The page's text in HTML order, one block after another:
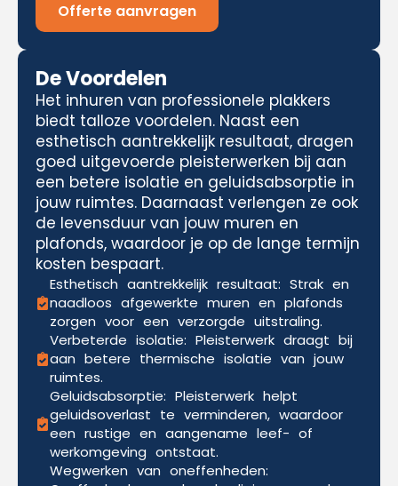
Offerte aanvragen
De Voordelen
Het inhuren van professionele plakkers
biedt talloze voordelen. Naast een
esthetisch aantrekkelijk resultaat, dragen
goed uitgevoerde pleisterwerken bij aan
een betere isolatie en geluidsabsorptie in
jouw ruimtes. Daarnaast verlengen ze ook
de levensduur van jouw muren en
plafonds, waardoor je op de lange termijn
kosten bespaart.
Esthetisch aantrekkelijk resultaat: Strak en
naadloos afgewerkte muren en plafonds
zorgen voor een verzorgde uitstraling.
Verbeterde isolatie: Pleisterwerk draagt bij
aan betere thermische isolatie van jouw
ruimtes.
Geluidsabsorptie: Pleisterwerk helpt
geluidsoverlast te verminderen, waardoor
een rustige en aangename leef- of
werkomgeving ontstaat.
Wegwerken van oneffenheden: